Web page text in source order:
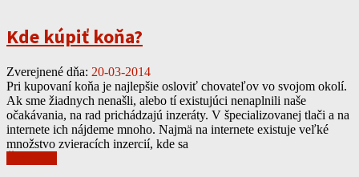
Kde kúpiť koňa?
Zverejnené dňa: 20-03-2014
Pri kupovaní koňa je najlepšie osloviť chovateľov vo svojom okolí.
Ak sme žiadnych nenašli, alebo tí existujúci nenaplnili naše
očakávania, na rad prichádzajú inzeráty. V špecializovanej tlači a na
internete ich nájdeme mnoho. Najmä na internete existuje veľké
množstvo zvieracích inzercií, kde sa